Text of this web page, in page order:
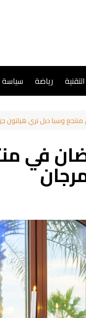
التقنية رياضة سياسة
وسبا دبل تري هيلتون
في